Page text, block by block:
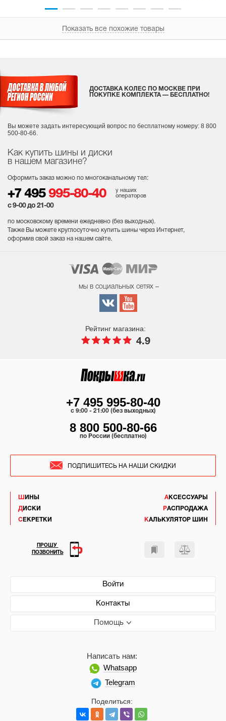
Показать все похожие товары
Как купить шины и диски
в нашем магазине?
Оформить заказ можно по многоканальному тел:
+7 495 995-80-40
у наших
операторов
с 9-00 до 21-00
по московскому времени ежедневно (без выходных).
Также Вы можете круглосуточно купить шины через Интернет,
оформив свой заказ на нашем сайте.
ДОСТАВКА КОЛЕС ПО МОСКВЕ ПРИ
ПОКУПКЕ КОМПЛЕКТА — БЕСПЛАТНО!
Вы можете задать интересующий вопрос по бесплатному номеру: 8 800
500-80-66.
мы в социальных сетях –
Рейтинг магазина:
4.9
ШИНЫ
ДИСКИ
СЕКРЕТКИ
АКСЕССУАРЫ
РАСПРОДАЖА
КАЛЬКУЛЯТОР ШИН
Войти
Контакты
Помощь
Поделиться:
Написать нам:
Whatsapp
Telegram
+7 495 995-80-40
c 9:00 - 21:00 (без выходных)
8 800 500-80-66
по России (бесплатно)
ПОДПИШИТЕСЬ НА НАШИ СКИДКИ
ПРОШУ
ПОЗВОНИТЬ